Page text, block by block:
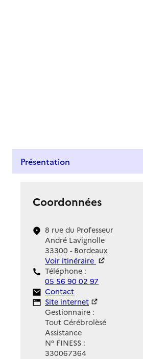
Présentation
Coordonnées
8 rue du Professeur
André Lavignolle
33300 - Bordeaux
Voir itinéraire
Téléphone :
05 56 90 02 97
Contact
Contact
Site Internet
Site internet
Gestionnaire :
Tout Cérébrolèsé
Assistance
N° FINESS :
330067364